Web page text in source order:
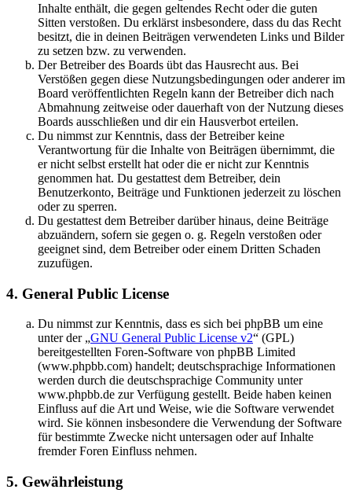
Inhalte enthält, die gegen geltendes Recht oder die guten
Sitten verstoßen. Du erklärst insbesondere, dass du das Recht
besitzt, die in deinen Beiträgen verwendeten Links und Bilder
zu setzen bzw. zu verwenden.
Der Betreiber des Boards übt das Hausrecht aus. Bei
Verstößen gegen diese Nutzungsbedingungen oder anderer im
Board veröffentlichten Regeln kann der Betreiber dich nach
Abmahnung zeitweise oder dauerhaft von der Nutzung dieses
Boards ausschließen und dir ein Hausverbot erteilen.
Du nimmst zur Kenntnis, dass der Betreiber keine
Verantwortung für die Inhalte von Beiträgen übernimmt, die
er nicht selbst erstellt hat oder die er nicht zur Kenntnis
genommen hat. Du gestattest dem Betreiber, dein
Benutzerkonto, Beiträge und Funktionen jederzeit zu löschen
oder zu sperren.
Du gestattest dem Betreiber darüber hinaus, deine Beiträge
abzuändern, sofern sie gegen o. g. Regeln verstoßen oder
geeignet sind, dem Betreiber oder einem Dritten Schaden
zuzufügen.
4. General Public License
Du nimmst zur Kenntnis, dass es sich bei phpBB um eine
unter der „GNU General Public License v2“ (GPL)
bereitgestellten Foren-Software von phpBB Limited
(www.phpbb.com) handelt; deutschsprachige Informationen
werden durch die deutschsprachige Community unter
www.phpbb.de zur Verfügung gestellt. Beide haben keinen
Einfluss auf die Art und Weise, wie die Software verwendet
wird. Sie können insbesondere die Verwendung der Software
für bestimmte Zwecke nicht untersagen oder auf Inhalte
fremder Foren Einfluss nehmen.
5. Gewährleistung